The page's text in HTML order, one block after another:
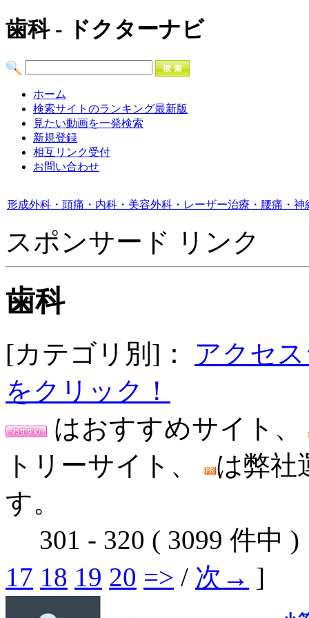
歯科 - ドクターナビ
ホーム
検索サイトのランキング最新版
見たい動画を一発検索
新規登録
相互リンク受付
お問い合わせ
形成外科・頭痛・内科・美容外科・レーザー治療・腰痛・
スポンサード リンク
歯科
[カテゴリ別]： アクセ
をクリック！
はおすすめサイト、
トリーサイト、
は弊社
す。
301 - 320 ( 3099 件
17 18 19 20 => / 次→ ]